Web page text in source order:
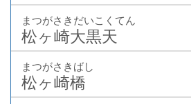
まつがさきだいこくてん
松ヶ崎大黒天
まつがさきばし
松ヶ崎橋